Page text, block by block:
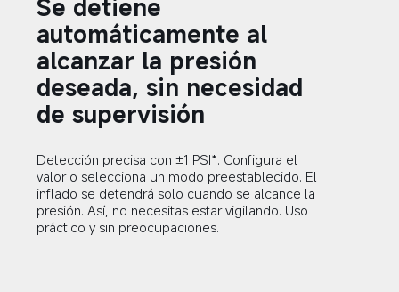
Se detiene
automáticamente al
alcanzar la presión
deseada, sin necesidad
de supervisión
Detección precisa con ±1 PSI*. Configura el
valor o selecciona un modo preestablecido. El
inflado se detendrá solo cuando se alcance la
presión. Así, no necesitas estar vigilando. Uso
práctico y sin preocupaciones.